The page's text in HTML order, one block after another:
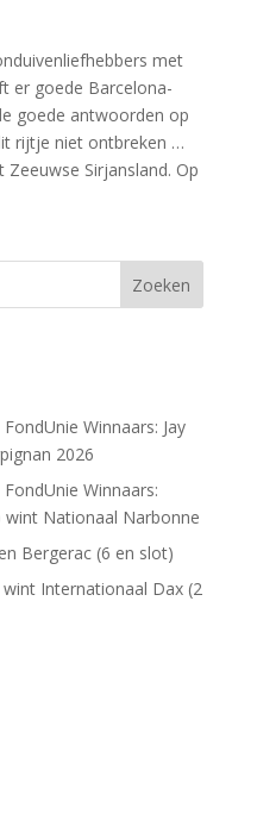
met
er goede Barcelona-
goede antwoorden op
rijtje niet ontbreken …
Sirjansland. Op
Winnaars: Jay
2026
Winnaars:
Nationaal Narbonne
Bergerac (6 en slot)
Internationaal Dax (2